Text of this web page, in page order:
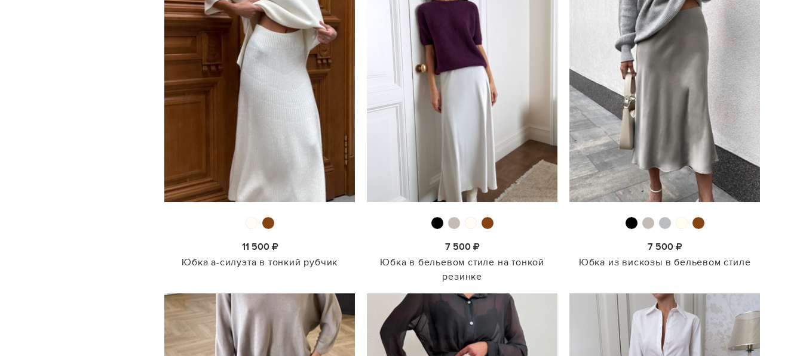
11 500
Юбка а-силуэта в тонкий рубчик
7 500
Юбка в бельевом стиле на тонкой
резинке
7 500
Юбка из вискозы в бельевом стиле